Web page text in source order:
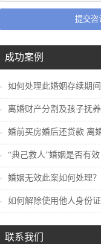
提交咨
成功案例
如何处理此婚姻存续期
离婚财产分割及孩子抚
婚前买房婚后还贷款 离
“典己救人”婚姻是否有效
婚姻无效此案如何处理？
如何解除使用他人身份
联系我们